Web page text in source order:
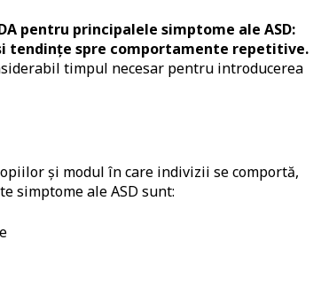
pentru principalele simptome ale ASD:
tendințe spre comportamente repetitive.
timpul necesar pentru introducerea
și modul în care indivizii se comportă,
simptome ale ASD sunt: